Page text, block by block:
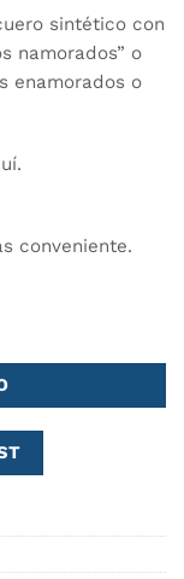
sintético con
namorados” o
enamorados o
.
conveniente.